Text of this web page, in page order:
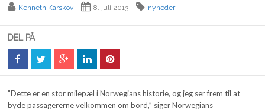
Kenneth Karskov 8. juli 2013 nyheder
DEL PÅ
”Dette er en stor milepæl i Norwegians historie, og jeg ser frem til at
byde passagererne velkommen om bord,” siger Norwegians